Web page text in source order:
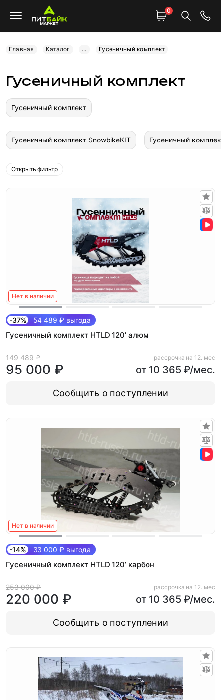
0
Главная Каталог ... Гусеничный комплект
Гусеничный комплект
Гусеничный комплект
Гусеничный комплект SnowbikeKIT Гусеничный
Открыть фильтр
Нет в наличии
-37% 54 489 ₽ выгода
Гусеничный комплект HTLD 120’ алюм
149 489 ₽
95 000 ₽
рассрочка на 12. мес
от 10 365 ₽/мес.
Сообщить о поступлении
Нет в наличии
-14% 33 000 ₽ выгода
Гусеничный комплект HTLD 120’ карбон
253 000 ₽
220 000 ₽
рассрочка на 12. мес
от 10 365 ₽/мес.
Сообщить о поступлении